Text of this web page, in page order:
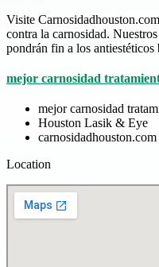
Visite
contra la carnosidad.
pondrán fin a los
mejor carnosidad
mejor carnosidad
Houston Lasik & Eye
carnosidadhouston.com
Location